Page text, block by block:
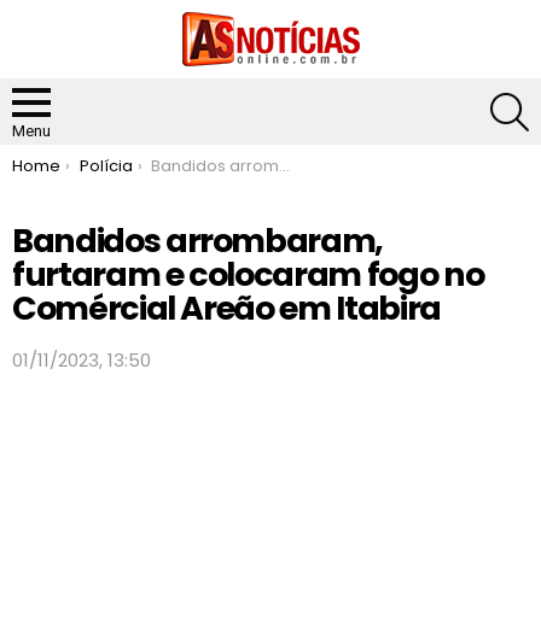
Menu
You are here:
Home Polícia Bandidos arrombaram, furtaram e colocaram fogo no Comércial Areão em Itabira
Bandidos arrombaram,
furtaram e colocaram fogo no
Comércial Areão em Itabira
01/11/2023, 13:50